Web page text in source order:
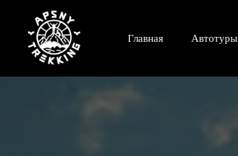
Главная Автотуры